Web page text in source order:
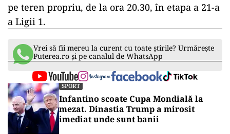
pe teren propriu, de la ora 20.30, în etapa a 21-a
a Ligii 1.
Vrei să fii mereu la curent cu toate știrile? Urmărește
Puterea.ro și pe canalul de WhatsApp
SPORT
Infantino scoate Cupa Mondială la
mezat. Dinastia Trump a mirosit
imediat unde sunt banii